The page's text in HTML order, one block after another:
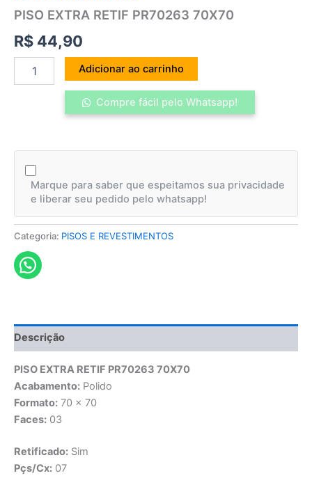
PISO EXTRA RETIF PR70263 70X70
R$ 44,90
Adicionar ao carrinho
Compre fácil pelo Whatsapp!
Marque para saber que espeitamos sua privacidade
e liberar seu pedido pelo whatsapp!
Categoria: PISOS E REVESTIMENTOS
Descrição
PISO EXTRA RETIF PR70263 70X70
Acabamento: Polido
Formato: 70 x 70
Faces: 03
Retificado: Sim
Pçs/Cx: 07